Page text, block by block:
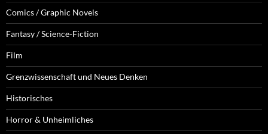
Comics / Graphic Novels
Fantasy / Science-Fiction
Film
Grenzwissenschaft und Neues Denken
Historisches
Horror & Unheimliches